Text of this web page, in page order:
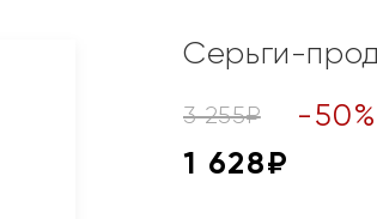
Серьги-
3 255₽ -50%
1 628₽